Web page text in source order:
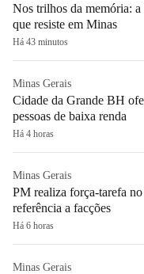
Nos trilhos da memória:
que resiste em Minas
Há 43 minutos
Minas Gerais
Cidade da Grande BH
pessoas de baixa renda
Há 4 horas
Minas Gerais
PM realiza força-tarefa
referência a facções
Há 6 horas
Minas Gerais